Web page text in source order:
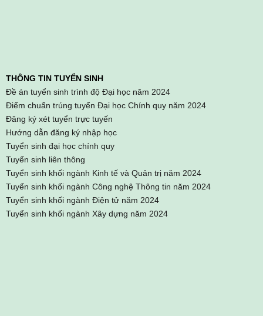
THÔNG TIN TUYỂN SINH
Đề án tuyển sinh trình độ Đại học năm 2024
Điểm chuẩn trúng tuyển Đại học Chính quy năm 2024
Đăng ký xét tuyển trực tuyến
Hướng dẫn đăng ký nhập học
Tuyển sinh đại học chính quy
Tuyển sinh liên thông
Tuyển sinh khối ngành Kinh tế và Quản trị năm 2024
Tuyển sinh khối ngành Công nghệ Thông tin năm 2024
Tuyển sinh khối ngành Điện tử năm 2024
Tuyển sinh khối ngành Xây dựng năm 2024